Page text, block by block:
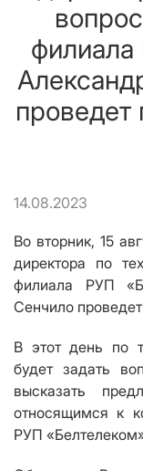
14.08.2023
Во вторник, 15
директора по
филиала РУП
Сенчило
В этот день по
будет задать
высказать
относящимся к
РУП